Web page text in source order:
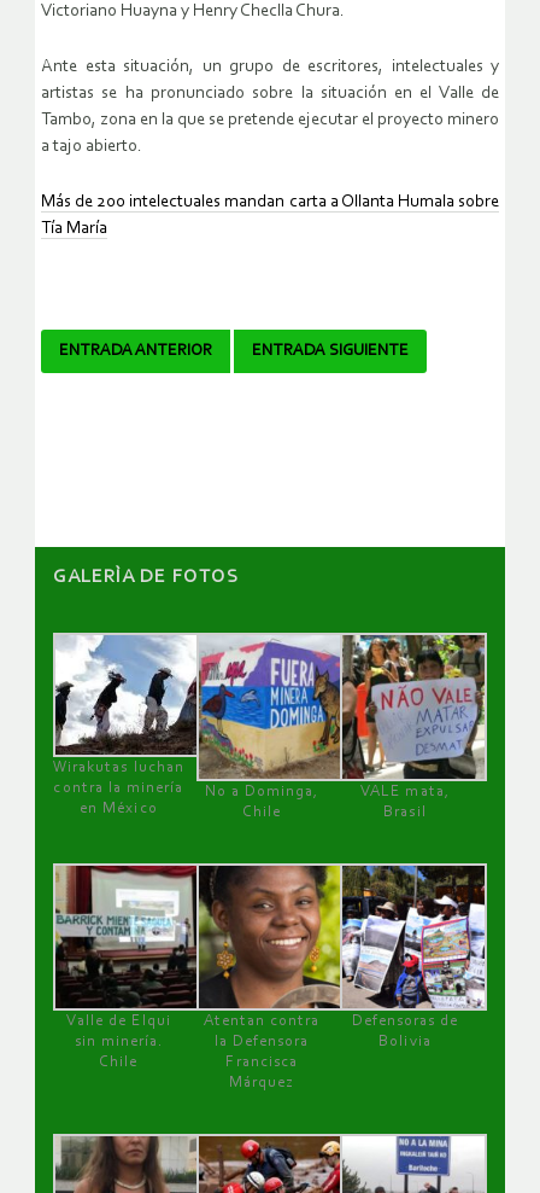
Victoriano Huayna y Henry Checlla Chura.
Ante esta situación, un grupo de escritores, intelectuales y
artistas se ha pronunciado sobre la situación en el Valle de
Tambo, zona en la que se pretende ejecutar el proyecto minero
a tajo abierto.
Más de 200 intelectuales mandan carta a Ollanta Humala sobre
Tía María
Navegador
ENTRADA ANTERIOR ENTRADA SIGUIENTE
GALERÌA DE FOTOS
Wirakutas luchan
contra la minería
en México
No a Dominga,
Chile
VALE mata,
Brasil
Valle de Elqui
sin minería.
Chile
Atentan contra
la Defensora
Francisca
Márquez
Defensoras de
Bolivia